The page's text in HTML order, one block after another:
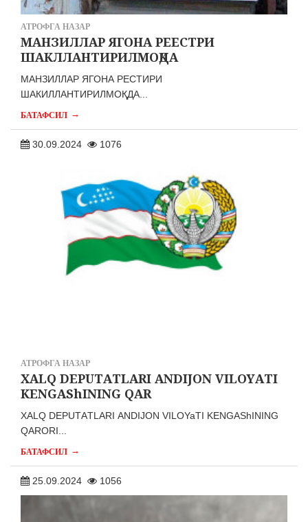
АТРОФГА НАЗАР
МАНЗИЛЛАР ЯГОНА РЕЕСТРИ
ШАКЛЛАНТИРИЛМОҚДА
МАНЗИЛЛАР ЯГОНА РЕСТИРИ
ШАКИЛЛАНТИРИЛМОҚДА...
БАТАФСИЛ →
30.09.2024 1076
АТРОФГА НАЗАР
XАLQ DEPUTАTLАRI АNDIJON VILOYАTI
KENGАShINING QАR
XАLQ DEPUTАTLАRI АNDIJON VILOYaTI KENGАShINING
QАRORI...
БАТАФСИЛ →
25.09.2024 1056